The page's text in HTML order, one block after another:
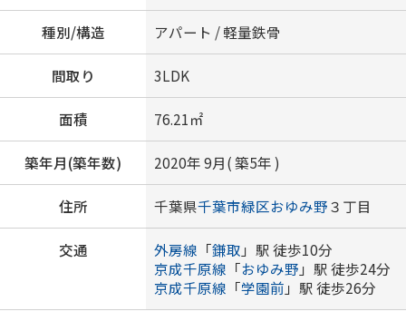
種別/構造 アパート / 軽量鉄骨
間取り 3LDK
面積 76.21㎡
築年月(築年数) 2020年 9月( 築5年 )
住所 千葉県千葉市緑区おゆみ野３丁目
交通 外房線 「鎌取 」駅 徒歩10分
京成千原線 「おゆみ野 」駅 徒歩24分
京成千原線 「学園前 」駅 徒歩26分